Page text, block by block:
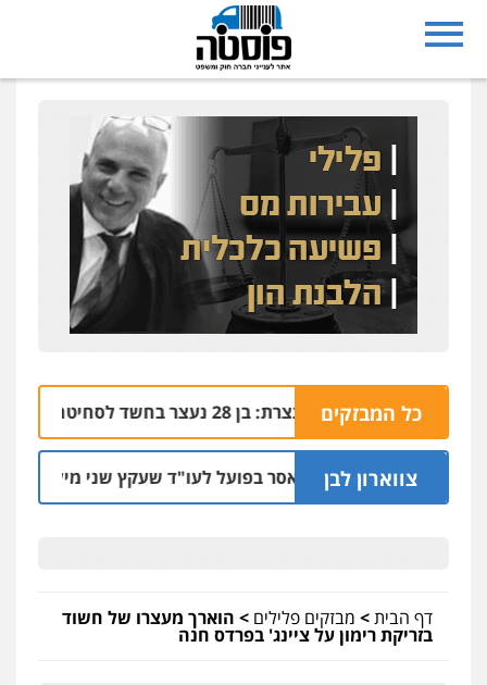
כל המבזקים04.08 | 17:57 נצרת: בן 28 נעצר בחשד לסחיטה באיומים מטלפון שאינו שלו
צווארון לבןמאסר בפועל לעו"ד שעקץ שני מיליון שקל על
דף הבית> מבזקים פלילים > הוארך מעצרו של חשוד
בזריקת רימון על ציינג' בפרדס חנה